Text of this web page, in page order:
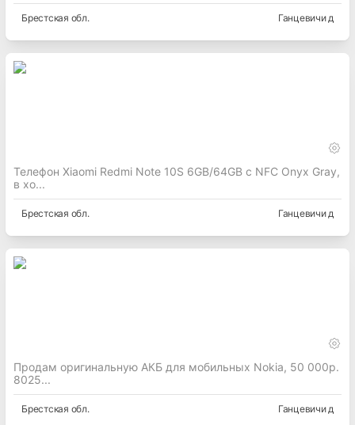
Брестская обл. Ганцевичи д
Телефон Xiaomi Redmi Note 10S 6GB/64GB c NFC Onyx Gray,
в хо...
Брестская обл. Ганцевичи д
Продам оригинальную АКБ для мобильных Nokia, 50 000р.
8025...
Брестская обл. Ганцевичи д